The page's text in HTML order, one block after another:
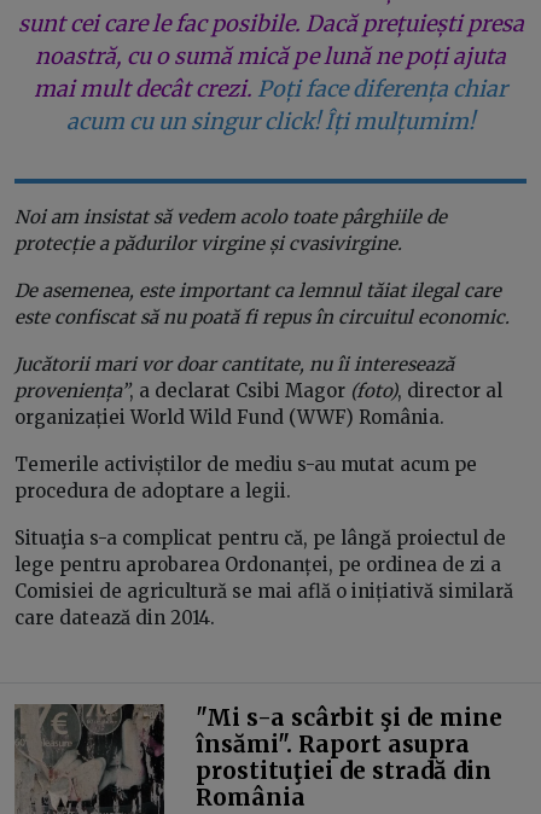
sunt cei care le fac posibile. Dacă prețuiești presa
noastră, cu o sumă mică pe lună ne poți ajuta
mai mult decât crezi. Poți face diferența chiar
acum cu un singur click! Îți mulțumim!
Noi am insistat să vedem acolo toate pârghiile de
protecție a pădurilor virgine și cvasivirgine.
De asemenea, este important ca lemnul tăiat ilegal care
este confiscat să nu poată fi repus în circuitul economic.
Jucătorii mari vor doar cantitate, nu îi interesează
proveniența”, a declarat Csibi Magor (foto), director al
organizației World Wild Fund (WWF) România.
Temerile activiștilor de mediu s-au mutat acum pe
procedura de adoptare a legii.
Situaţia s-a complicat pentru că, pe lângă proiectul de
lege pentru aprobarea Ordonanței, pe ordinea de zi a
Comisiei de agricultură se mai află o inițiativă similară
care datează din 2014.
"Mi s-a scârbit şi de mine
însămi". Raport asupra
prostituţiei de stradă din
România